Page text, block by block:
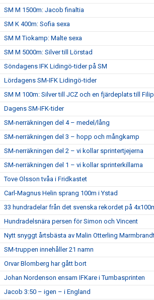
SM M 1500m: Jacob finaltia
SM K 400m: Sofia sexa
SM M Tiokamp: Malte sexa
SM M 5000m: Silver till Lörstad
Söndagens IFK Lidingö-tider på SM
Lördagens SM-IFK Lidingö-tider
SM M 100m: Silver till JCZ och en fjärdeplats till Filip
Dagens SM-IFK-tider
SM-nerräkningen del 4 – medel/lång
SM-nerräkningen del 3 – hopp och mångkamp
SM-nerräkningen del 2 – vi kollar sprintertjejerna
SM-nerräkningen del 1 – vi kollar sprinterkillarna
Tove Olsson tvåa i Fridkastet
Carl-Magnus Helin sprang 100m i Ystad
33 hundradelar från det svenska rekordet på
Hundradelsnära persen för Simon och Vincent
Nytt snyggt årtsbästa av Malin Otterling
SM-truppen innehåller 21 namn
Orvar Blomberg har gått bort
Johan Nordenson ensam IFKare i Tumbasprinten
Jacob 3:50 – igen – i England